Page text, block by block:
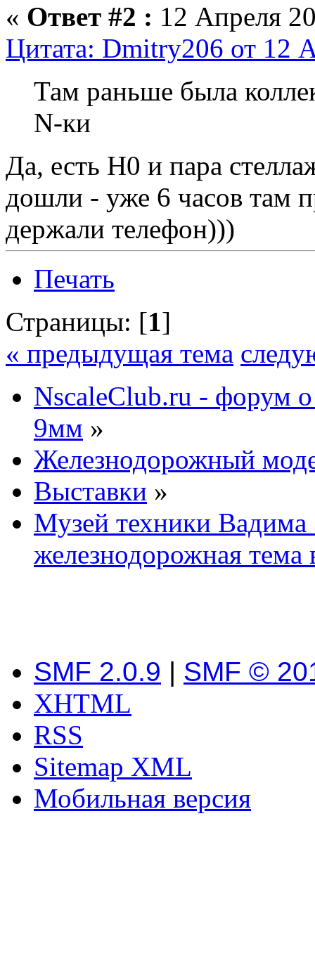
« Ответ #2 : 12 Апреля
Цитата: Dmitry206 от 12
Там раньше была
N-ки
Да, есть H0 и пара
дошли - уже 6 часов там
держали телефон)))
Печать
Страницы: [1]
« предыдущая тема
NscaleClub.ru - форум
9мм »
Железнодорожный
Выставки »
Музей техники Вадима
железнодорожная тема
SMF 2.0.9 | SMF ©
XHTML
RSS
Sitemap XML
Мобильная версия